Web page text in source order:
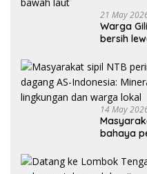
21 May
Warga
bersih
14 May
bahaya